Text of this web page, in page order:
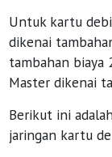
Untuk kartu
dikenai
tambahan biaya
Master dikenai
Berikut ini
jaringan kartu